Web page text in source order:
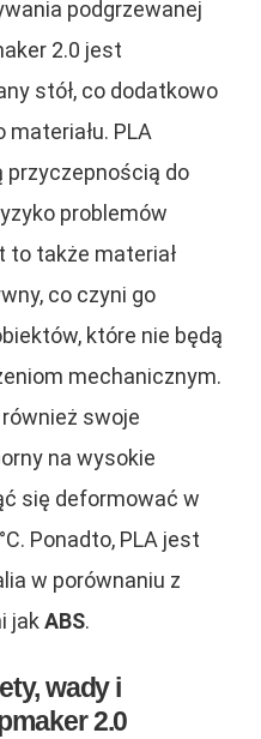
podgrzewanej
2.0 jest
stół, co dodatkowo
PLA
przyczepnością do
problemów
to także materiał
co czyni go
które nie będą
mechanicznym.
swoje
na wysokie
się deformować w
Ponadto, PLA jest
w porównaniu z
jak ABS.
wady i
2.0